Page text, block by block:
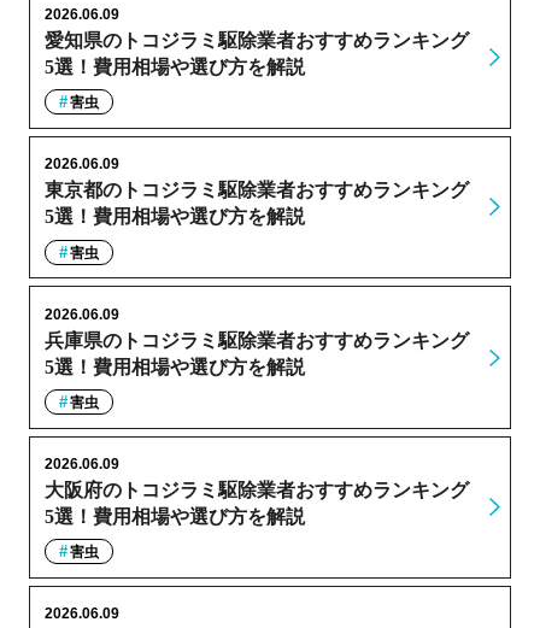
愛知県のトコジラミ駆除業者おすすめランキング
5選！費用相場や選び方を解説
2026.06.09
害虫
東京都のトコジラミ駆除業者おすすめランキング
5選！費用相場や選び方を解説
2026.06.09
害虫
兵庫県のトコジラミ駆除業者おすすめランキング
5選！費用相場や選び方を解説
2026.06.09
害虫
大阪府のトコジラミ駆除業者おすすめランキング
5選！費用相場や選び方を解説
2026.06.09
害虫
2026.06.09